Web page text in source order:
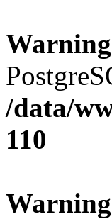
Warning
/data/
110
Warning